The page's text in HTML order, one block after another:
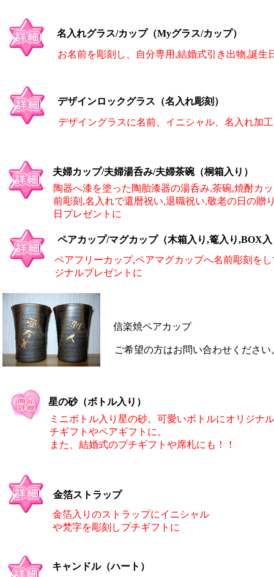
名入れグラス/カップ（Myグラス/カップ）
金箔入りのストラップにイニシャル
や梵字を彫刻しプチギフトに
金箔ストラップ
ご希望の方はお問い合わせください
キャンドル（ハート）
ミニボトル入り星の砂。可愛いボトルにオリジナ
チギフトやペアギフトに。
また、結婚式のプチギフトや席札にも！！
信楽焼ペアカップ
ペアフリーカップ,ペアマグカップへ名前彫刻を
ジナルプレゼントに
ペアカップ/マグカップ（木箱入り,篭入り,BOX
デザインロックグラス（名入れ彫刻）
デザイングラスに名前、イニシャル、名入れ加
星の砂（ボトル入り）
夫婦カップ/夫婦湯呑み/夫婦茶碗（桐箱入り）
陶器へ漆を塗った陶胎漆器の湯呑み,茶碗,焼酎カ
前彫刻,名入れで還暦祝い,退職祝い,敬老の日の贈
日プレゼントに
お名前を彫刻し、自分専用,結婚式引き出物,誕生